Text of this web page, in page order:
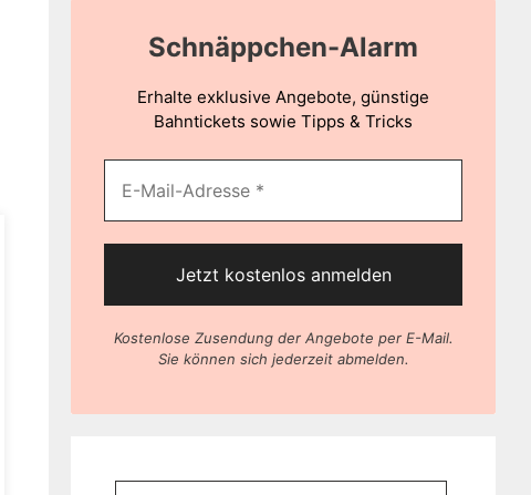
Schnäppchen-Alarm
Erhalte exklusive Angebote, günstige
Bahntickets sowie Tipps & Tricks
Kostenlose Zusendung der Angebote per E-Mail.
Sie können sich jederzeit abmelden.